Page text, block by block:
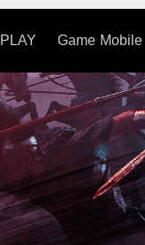
Game Mobile